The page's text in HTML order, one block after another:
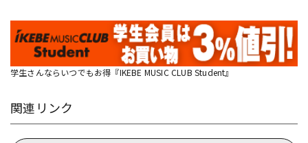
学生さんならいつでもお得『IKEBE MUSIC CLUB Student』
関連リンク